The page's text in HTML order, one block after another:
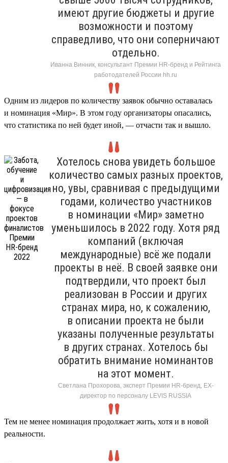
имеют другие бюджеты и другие
возможности и поэтому
справедливо, что они соперничают
отдельно.
Иванна Винник, консультант Премии HR-бренд и Рейтинга
работодателей России hh.ru
Одним из лидеров по количеству заявок обычно оставалась
и номинация «Мир». В этом году организаторы опасались,
что статистика по ней будет иной, — отчасти так и вышло.
Хотелось снова увидеть большое
количество самых разных проектов,
но, увы, сравнивая с предыдущими
годами, количество участников
в номинации «Мир» заметно
уменьшилось в 2022 году. Хотя ряд
компаний (включая
международные) всё же подали
проекты в неё. В своей заявке они
подтвердили, что проект был
реализован в России и других
странах мира, но, к сожалению,
в описании проекта не были
указаны полученные результаты
в других странах. Хотелось бы
обратить внимание номинантов
на этот момент.
Светлана Прохорова, эксперт Премии HR-бренд, EX-
директор по персоналу LEVIS RUSSIA
Тем не менее номинация продолжает жить, хотя и в новой
реальности.